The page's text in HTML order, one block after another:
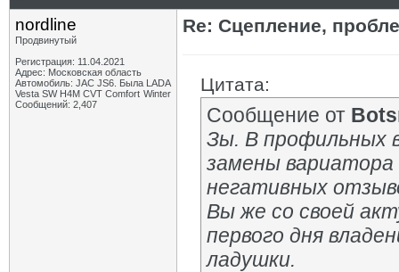
nordline
Продвинутый
Регистрация: 11.04.2021
Адрес: Московская область
Автомобиль: JAC JS6. Была LADA
Vesta SW H4M CVT Comfort Winter
Сообщений: 2,407
Re: Сцепление,
Цитата:
Сообщение от
Зы. В профильных
замены
негативных
Вы же со своей
первого дня
ладушки.